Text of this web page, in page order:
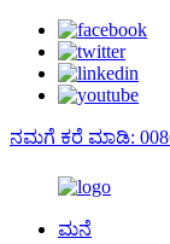
ನಮಗೆ ಕರೆ ಮಾಡಿ:
ಮನೆ